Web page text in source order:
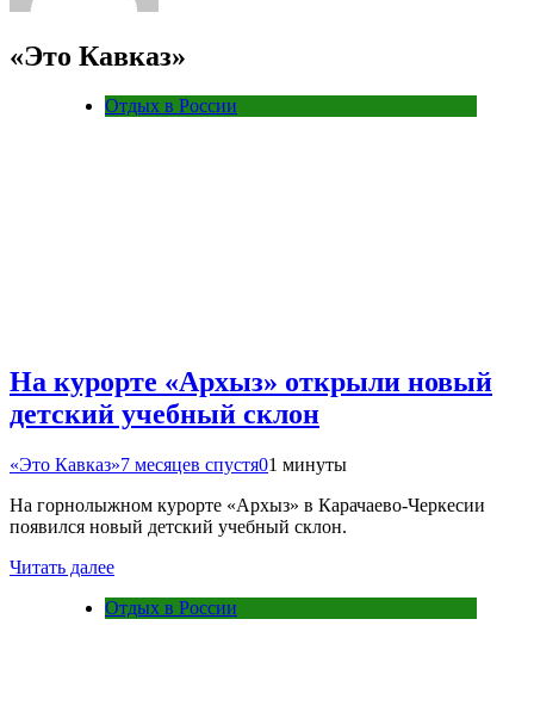
«Это Кавказ»
Отдых в России
На курорте «Архыз» открыли новый
детский учебный склон
«Это Кавказ»7 месяцев спустя01 минуты
На горнолыжном курорте «Архыз» в Карачаево-Черкесии
появился новый детский учебный склон.
Читать далее
Отдых в России